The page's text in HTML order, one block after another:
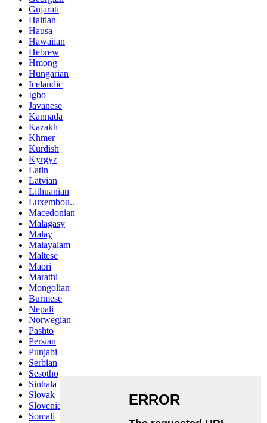
Gujarati
Haitian
Hausa
Hawaiian
Hebrew
Hmong
Hungarian
Icelandic
Igbo
Javanese
Kannada
Kazakh
Khmer
Kurdish
Kyrgyz
Latin
Latvian
Lithuanian
Luxembou..
Macedonian
Malagasy
Malay
Malayalam
Maltese
Maori
Marathi
Mongolian
Burmese
Nepali
Norwegian
Pashto
Persian
Punjabi
Serbian
Sesotho
Sinhala
Slovak
Slovenian
Somali